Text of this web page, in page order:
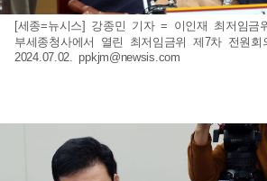
[세종=뉴시스] 강종민 기자 = 이인재 최저임금
부세종청사에서 열린 최저임금위 제7차 전원
2024.07.02.ppkjm@newsis.com